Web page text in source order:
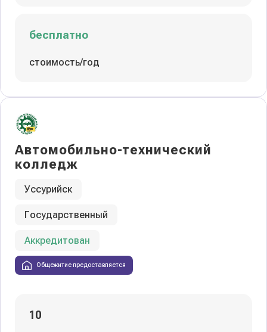
бесплатно
стоимость/год
Автомобильно-технический
колледж
Уссурийск
Государственный
Аккредитован
Общежитие предоставляется
10